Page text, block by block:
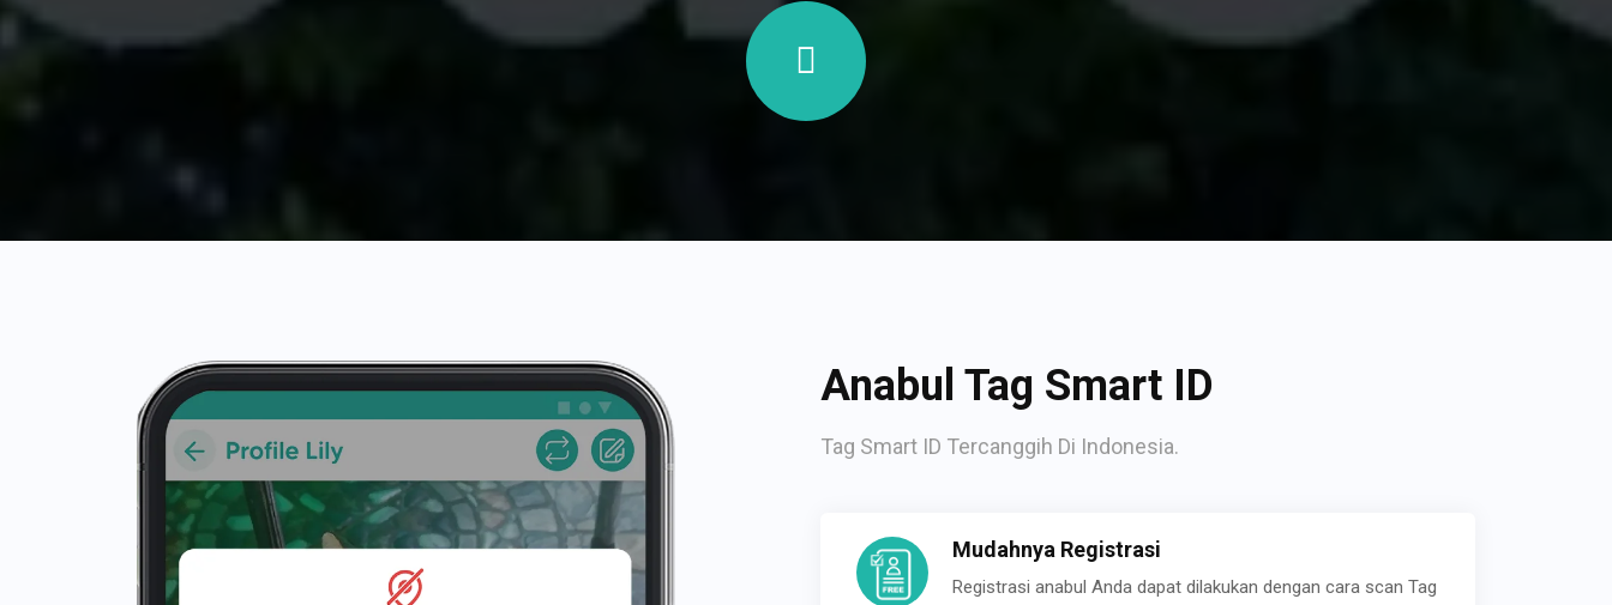
Anabul Tag Smart ID
Tag Smart ID Tercanggih Di Indonesia.
Mudahnya Registrasi
Registrasi anabul Anda dapat dilakukan dengan cara scan Tag